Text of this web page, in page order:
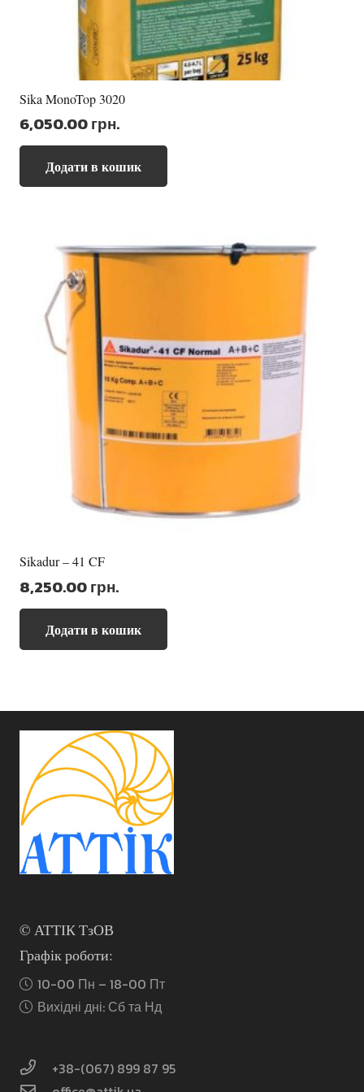
Sika MonoTop 3020
6,050.00грн.
Додати в кошик
Sikadur – 41 CF
8,250.00грн.
Додати в кошик
© АТТІК ТзОВ
Графік роботи:
10-00 Пн – 18-00 Пт
Вихідні дні: Сб та Нд
+38-(067) 899 87 95